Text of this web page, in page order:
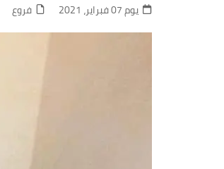
يوم 07 فبراير، 2021 فروع